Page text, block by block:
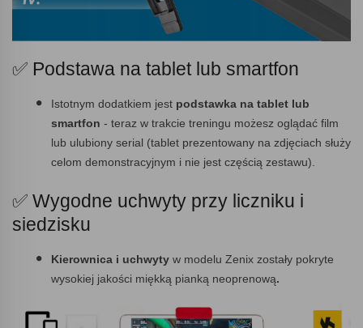
✅ Podstawa na tablet lub smartfon
Istotnym dodatkiem jest podstawka na tablet lub
smartfon - teraz w trakcie treningu możesz oglądać film
lub ulubiony serial (tablet prezentowany na zdjęciach służy
celom demonstracyjnym i nie jest częścią zestawu).
✅ Wygodne uchwyty przy liczniku i
siedzisku
Kierownica i uchwyty w modelu Zenix zostały pokryte
wysokiej jakości miękką pianką neoprenową.